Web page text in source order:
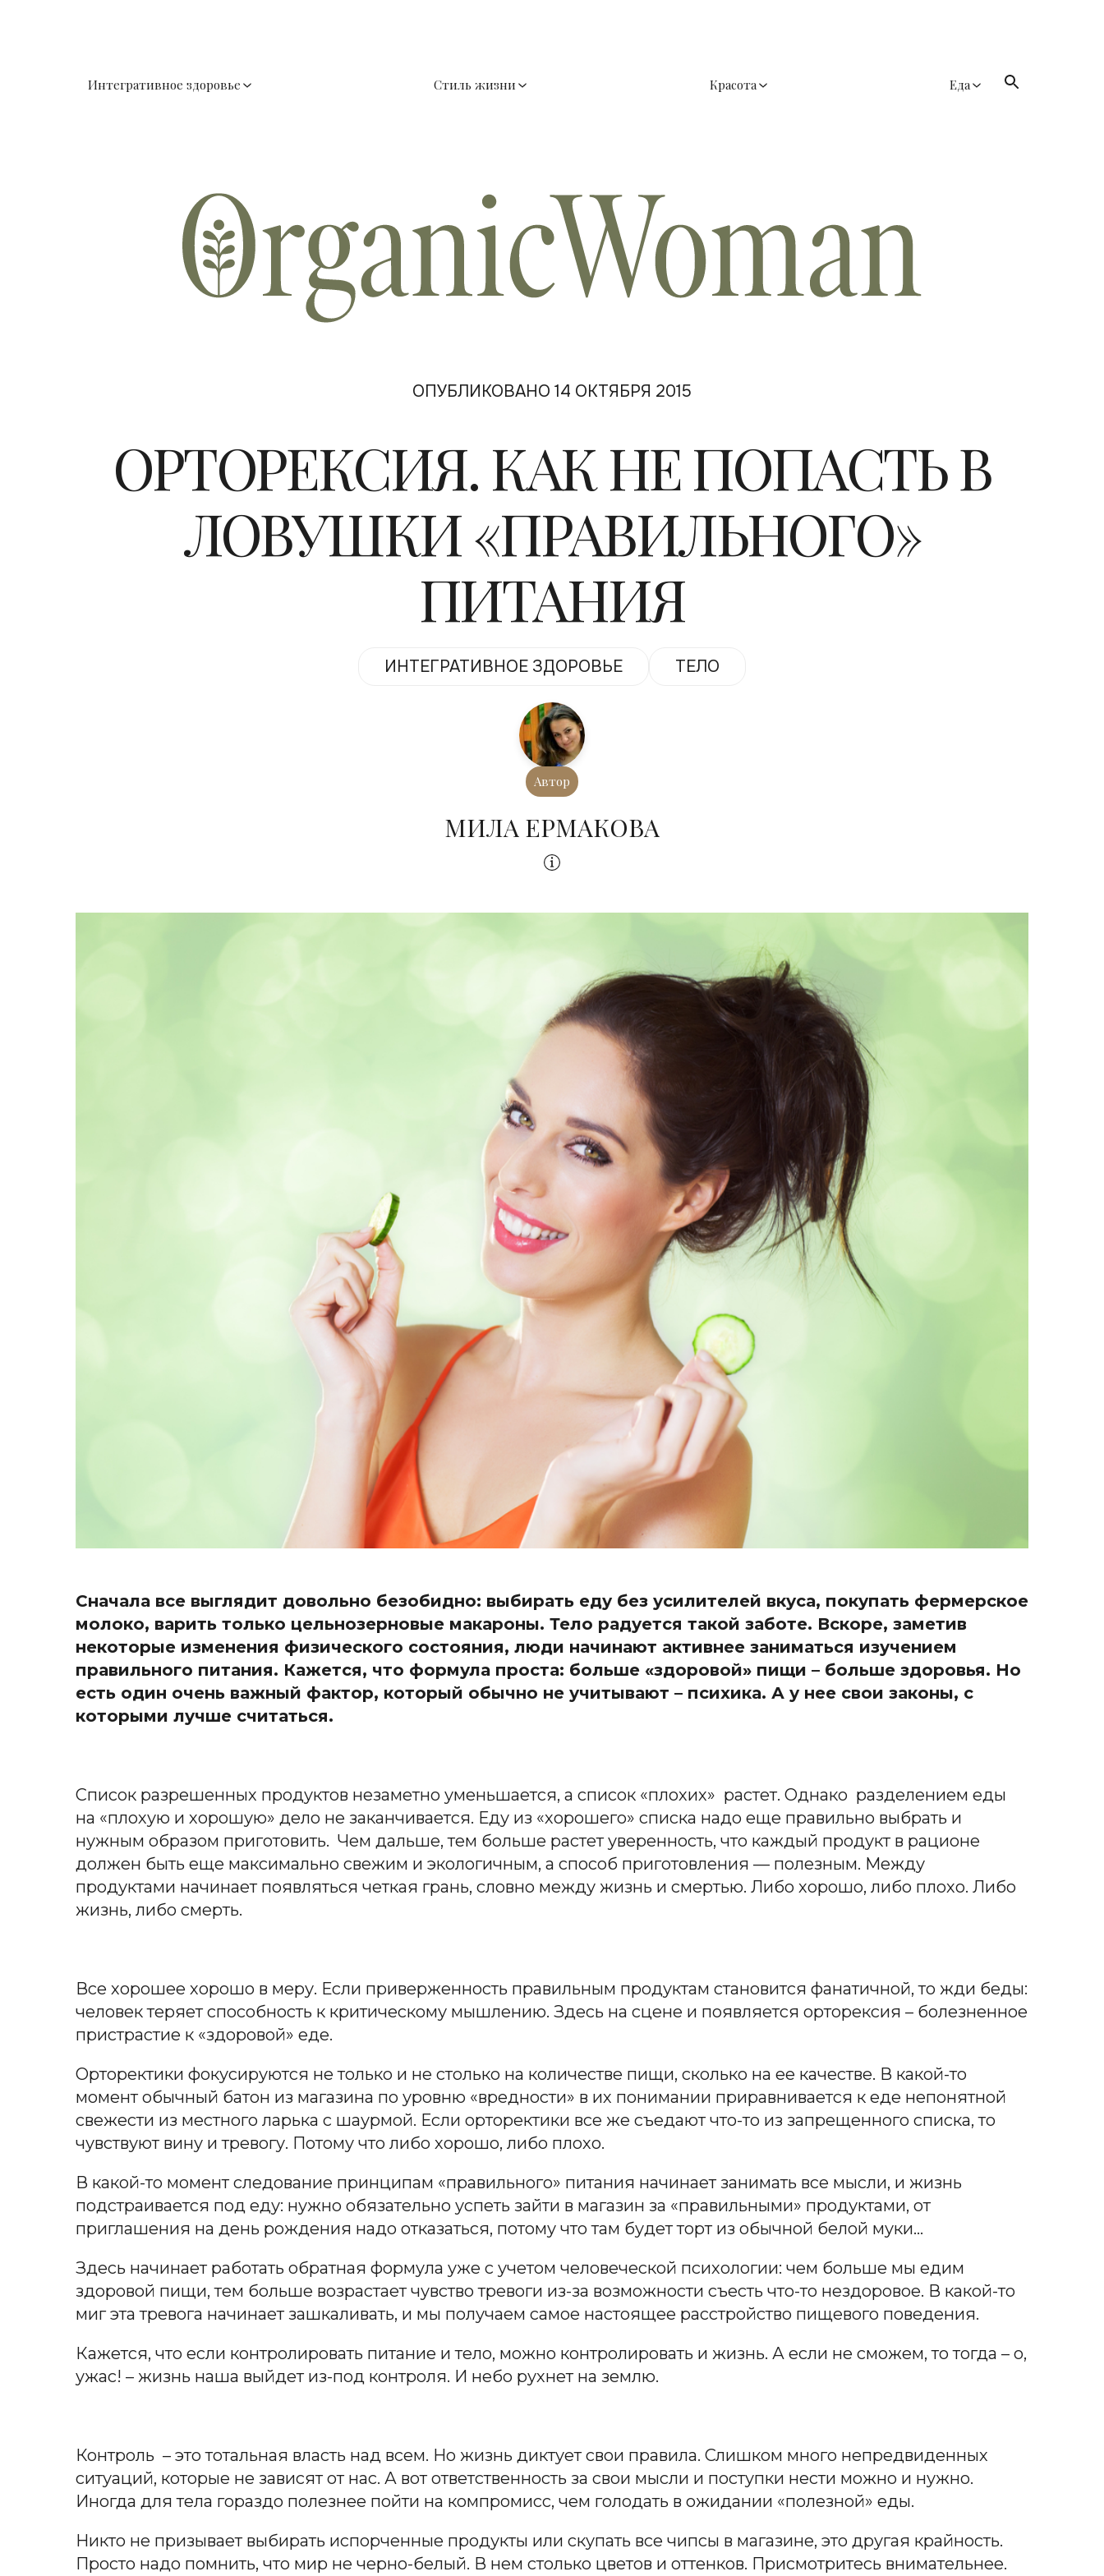
Интегративное здоровье Стиль жизни Красота Еда
ОПУБЛИКОВАНО 14 ОКТЯБРЯ 2015
ОРТОРЕКСИЯ. КАК НЕ ПОПАСТЬ В
ЛОВУШКИ «ПРАВИЛЬНОГО»
ПИТАНИЯ
ИНТЕГРАТИВНОЕ ЗДОРОВЬЕ ТЕЛО
Автор
МИЛА ЕРМАКОВА
Сначала все выглядит довольно безобидно: выбирать еду без усилителей вкуса, покупать фермерское
молоко, варить только цельнозерновые макароны. Тело радуется такой заботе. Вскоре, заметив
некоторые изменения физического состояния, люди начинают активнее заниматься изучением
правильного питания. Кажется, что формула проста: больше «здоровой» пищи – больше здоровья. Но
есть один очень важный фактор, который обычно не учитывают – психика. А у нее свои законы, с
которыми лучше считаться.
Список разрешенных продуктов незаметно уменьшается, а список «плохих» растет. Однако разделением еды
на «плохую и хорошую» дело не заканчивается. Еду из «хорошего» списка надо еще правильно выбрать и
нужным образом приготовить. Чем дальше, тем больше растет уверенность, что каждый продукт в рационе
должен быть еще максимально свежим и экологичным, а способ приготовления — полезным. Между
продуктами начинает появляться четкая грань, словно между жизнь и смертью. Либо хорошо, либо плохо. Либо
жизнь, либо смерть.
Все хорошее хорошо в меру. Если приверженность правильным продуктам становится фанатичной, то жди беды:
человек теряет способность к критическому мышлению. Здесь на сцене и появляется орторексия – болезненное
пристрастие к «здоровой» еде.
Орторектики фокусируются не только и не столько на количестве пищи, сколько на ее качестве. В какой-то
момент обычный батон из магазина по уровню «вредности» в их понимании приравнивается к еде непонятной
свежести из местного ларька с шаурмой. Если орторектики все же съедают что-то из запрещенного списка, то
чувствуют вину и тревогу. Потому что либо хорошо, либо плохо.
В какой-то момент следование принципам «правильного» питания начинает занимать все мысли, и жизнь
подстраивается под еду: нужно обязательно успеть зайти в магазин за «правильными» продуктами, от
приглашения на день рождения надо отказаться, потому что там будет торт из обычной белой муки…
Здесь начинает работать обратная формула уже с учетом человеческой психологии: чем больше мы едим
здоровой пищи, тем больше возрастает чувство тревоги из-за возможности съесть что-то нездоровое. В какой-то
миг эта тревога начинает зашкаливать, и мы получаем самое настоящее расстройство пищевого поведения.
Кажется, что если контролировать питание и тело, можно контролировать и жизнь. А если не сможем, то тогда – о,
ужас! – жизнь наша выйдет из-под контроля. И небо рухнет на землю.
Контроль – это тотальная власть над всем. Но жизнь диктует свои правила. Слишком много непредвиденных
ситуаций, которые не зависят от нас. А вот ответственность за свои мысли и поступки нести можно и нужно.
Иногда для тела гораздо полезнее пойти на компромисс, чем голодать в ожидании «полезной» еды.
Никто не призывает выбирать испорченные продукты или скупать все чипсы в магазине, это другая крайность.
Просто надо помнить, что мир не черно-белый. В нем столько цветов и оттенков. Присмотритесь внимательнее.